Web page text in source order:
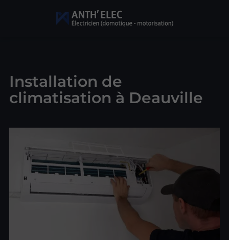
Installation de
climatisation à Deauville